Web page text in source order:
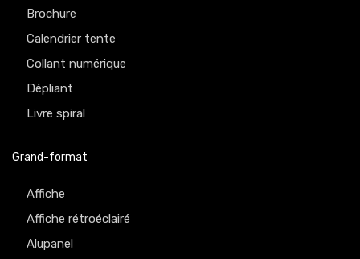
Brochure
Calendrier tente
Collant numérique
Dépliant
Livre spiral
Grand-format
Affiche
Affiche rétroéclairé
Alupanel